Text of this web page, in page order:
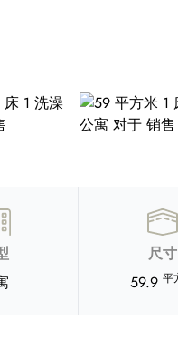
尺寸
59.9 平